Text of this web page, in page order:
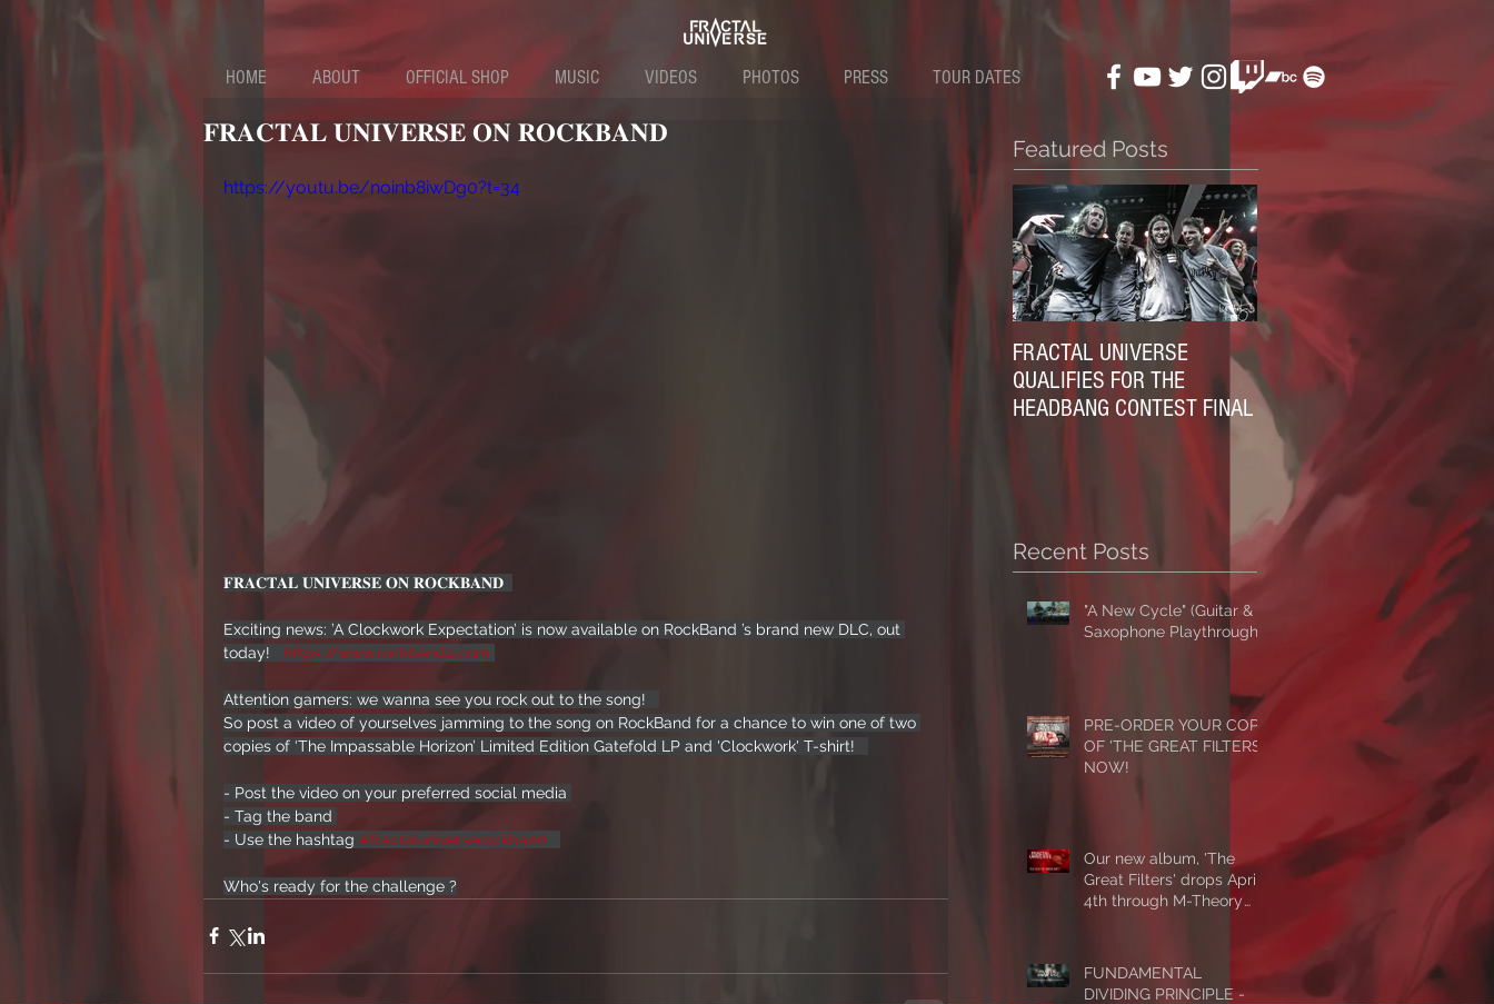
HOME ABOUT OFFICIAL SHOP MUSIC VIDEOS PHOTOS PRESS TOUR DATES
𝐅𝐑𝐀𝐂𝐓𝐀𝐋 𝐔𝐍𝐈𝐕𝐄𝐑𝐒𝐄 𝐎𝐍 𝐑𝐎𝐂𝐊𝐁𝐀𝐍𝐃
https://youtu.be/noinb8iwDg0?t=34
𝐅𝐑𝐀𝐂𝐓𝐀𝐋 𝐔𝐍𝐈𝐕𝐄𝐑𝐒𝐄 𝐎𝐍 𝐑𝐎𝐂𝐊𝐁𝐀𝐍𝐃
Exciting news: ’A Clockwork Expectation’ is now available on RockBand ’s brand new DLC, out
today! https://www.rockband4.com
Attention gamers: we wanna see you rock out to the song!
So post a video of yourselves jamming to the song on RockBand for a chance to win one of two
copies of ‘The Impassable Horizon’ Limited Edition Gatefold LP and 'Clockwork' T-shirt!
- Post the video on your preferred social media
- Tag the band
- Use the hashtag #fractaluniverserockband
Who's ready for the challenge ?
Featured Posts
FRACTAL UNIVERSE
QUALIFIES FOR THE
HEADBANG CONTEST FINAL
Recent Posts
"A New Cycle" (Guitar &
Saxophone Playthrough)
PRE-ORDER YOUR COPY
OF 'THE GREAT FILTERS'
NOW!
Our new album, 'The
Great Filters' drops April
4th through M-Theory
NOW PLAYING!
FUNDAMENTAL
DIVIDING PRINCIPLE -